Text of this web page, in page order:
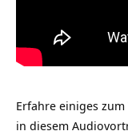
Erfahre einiges zum
in diesem